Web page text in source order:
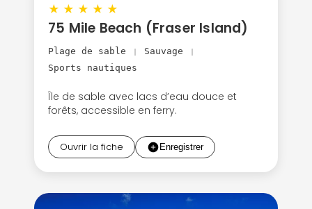
★ ★ ★ ★ ★
75 Mile Beach (Fraser Island)
Plage de sable Sauvage
Sports nautiques
Île de sable avec lacs d’eau douce et
forêts, accessible en ferry.
Ouvrir la fiche